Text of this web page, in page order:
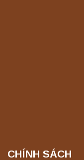
CHÍNH SÁCH